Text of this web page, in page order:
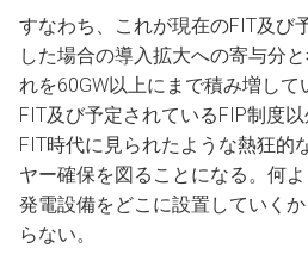
すなわち、これが現在のFIT及び
した場合の導入拡大への寄与分
れを60GW以上にまで積み増し
FIT及び予定されているFIP制度
FIT時代に見られたような熱狂的
ヤー確保を図ることになる。何
発電設備をどこに設置していく
らない。